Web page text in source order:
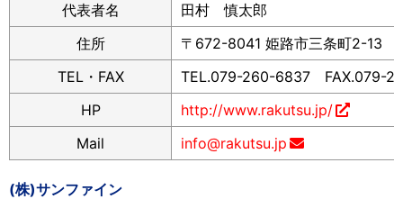
代表者名
田村 慎太郎
住所
〒672-8041 姫路市三条町2-13
TEL・FAX
TEL.079-260-6837 FAX.079-
HP
http://www.rakutsu.jp/
Mail
info@rakutsu.jp
(株)サンファイン